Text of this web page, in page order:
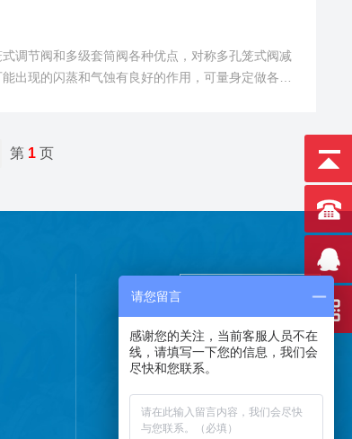
调节阀和多级套筒阀各种优点，对称多孔笼式阀减
出现的闪蒸和气蚀有良好的作用，可量身定做各种
第 1页
扫码加微信
请您留言
感谢您的关注，当前客服人员不在
线，请填写一下您的信息，我们会
尽快和您联系。